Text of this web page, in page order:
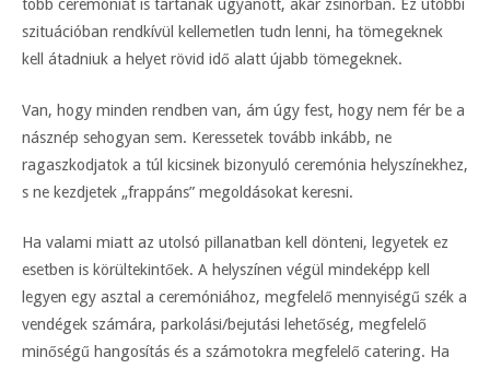
több ceremóniát is tartanak ugyanott, akár zsinórban. Ez utóbbi
szituációban rendkívül kellemetlen tudn lenni, ha tömegeknek
kell átadniuk a helyet rövid idő alatt újabb tömegeknek.
Van, hogy minden rendben van, ám úgy fest, hogy nem fér be a
násznép sehogyan sem. Keressetek tovább inkább, ne
ragaszkodjatok a túl kicsinek bizonyuló ceremónia helyszínekhez,
s ne kezdjetek „frappáns” megoldásokat keresni.
Ha valami miatt az utolsó pillanatban kell dönteni, legyetek ez
esetben is körültekintőek. A helyszínen végül mindeképp kell
legyen egy asztal a ceremóniához, megfelelő mennyiségű szék a
vendégek számára, parkolási/bejutási lehetőség, megfelelő
minőségű hangosítás és a számotokra megfelelő catering. Ha